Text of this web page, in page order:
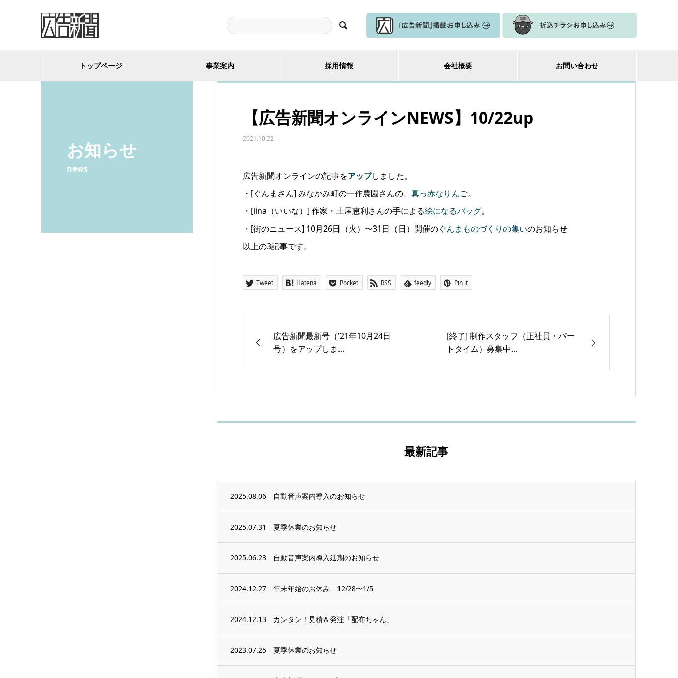

トップページ 事業案内 採用情報 会社概要 お問い合わせ
お知らせ
news
【広告新聞オンラインNEWS】10/22up
2021.10.22
広告新聞オンラインの記事をアップしました。
・[ぐんまさん] みなかみ町の一作農園さんの、 真っ赤なりんご。
・[iina（いいな）] 作家・土屋恵利さんの手による絵になるバッグ。
・[街のニュース] 10月26日（火）〜31日（日）開催のぐんまものづくりの集いのお知らせ
以上の3記事です。
Tweet Hatena Pocket RSS feedly Pin it
広告新聞最新号（’21年10月24日
号）をアップしま...
[終了] 制作スタッフ（正社員・パー
トタイム）募集中...
最新記事
2025.08.06 自動音声案内導入のお知らせ
2025.07.31 夏季休業のお知らせ
2025.06.23 自動音声案内導入延期のお知らせ
2024.12.27 年末年始のお休み 12/28〜1/5
2024.12.13 カンタン！見積＆発注「配布ちゃん」
2023.07.25 夏季休業のお知らせ